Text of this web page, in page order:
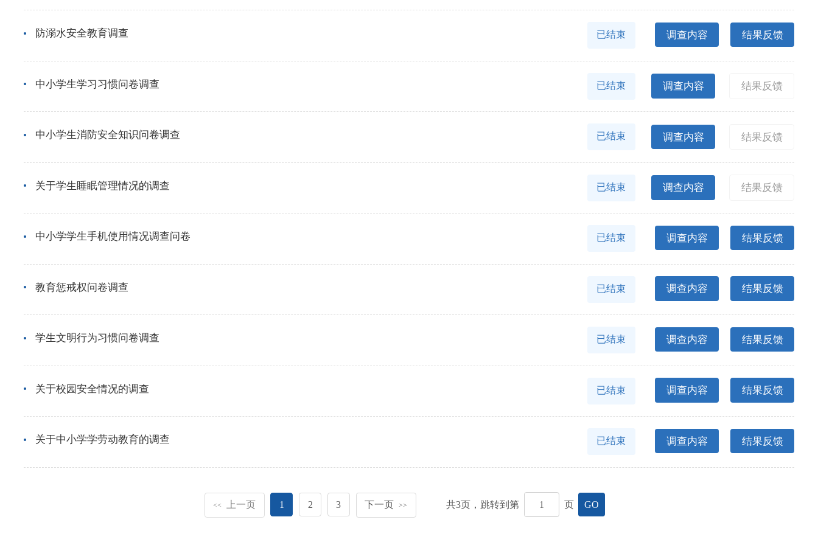
防溺水安全教育调查 已结束 调查内容 结果反馈
中小学生学习习惯问卷调查 已结束 调查内容 结果反馈
中小学生消防安全知识问卷调查 已结束 调查内容 结果反馈
关于学生睡眠管理情况的调查 已结束 调查内容 结果反馈
中小学学生手机使用情况调查问卷 已结束 调查内容 结果反馈
教育惩戒权问卷调查 已结束 调查内容 结果反馈
学生文明行为习惯问卷调查 已结束 调查内容 结果反馈
关于校园安全情况的调查 已结束 调查内容 结果反馈
关于中小学学劳动教育的调查 已结束 调查内容 结果反馈
<< 上一页 1 2 3 下一页 >> 共3页，跳转到第 页 GO